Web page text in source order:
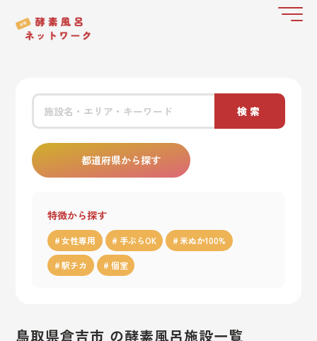
検索
都道府県から探す
特徴から探す
女性専用 手ぶらOK 米ぬか100%
駅チカ 個室
鳥取県倉吉市 の酵素風呂施設一覧